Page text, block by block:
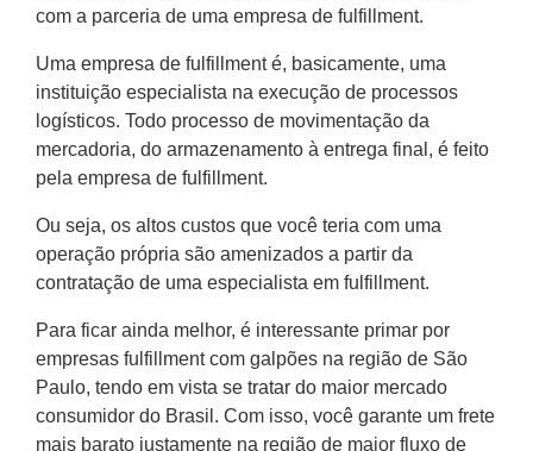
com a parceria de uma empresa de fulfillment.
Uma empresa de fulfillment é, basicamente, uma
instituição especialista na execução de processos
logísticos. Todo processo de movimentação da
mercadoria, do armazenamento à entrega final, é feito
pela empresa de fulfillment.
Ou seja, os altos custos que você teria com uma
operação própria são amenizados a partir da
contratação de uma especialista em fulfillment.
Para ficar ainda melhor, é interessante primar por
empresas fulfillment com galpões na região de São
Paulo, tendo em vista se tratar do maior mercado
consumidor do Brasil. Com isso, você garante um frete
mais barato justamente na região de maior fluxo de